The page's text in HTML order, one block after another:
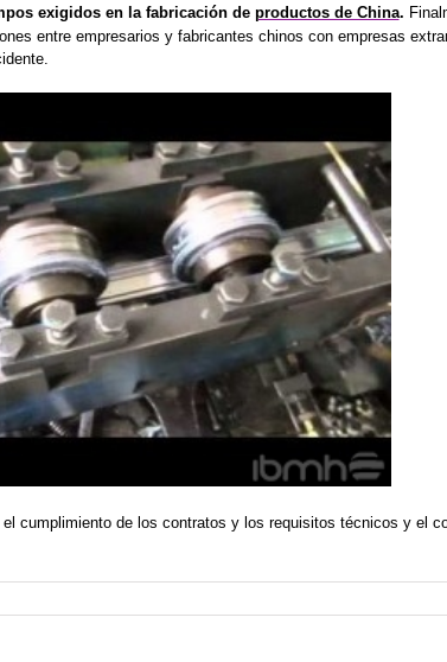
exigidos en la fabricación de productos de China.
entre empresarios y fabricantes chinos con empresas
cumplimiento de los contratos y los requisitos técnicos y el